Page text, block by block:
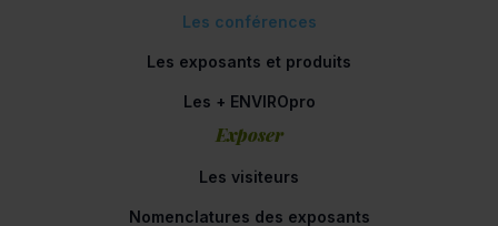
Les conférences
Les exposants et produits
Les + ENVIROpro
Exposer
Les visiteurs
Nomenclatures des exposants